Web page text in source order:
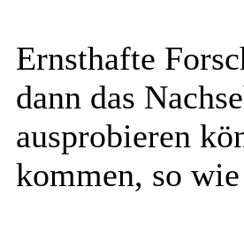
Ernsthafte
dann das
ausprobieren
kommen, so